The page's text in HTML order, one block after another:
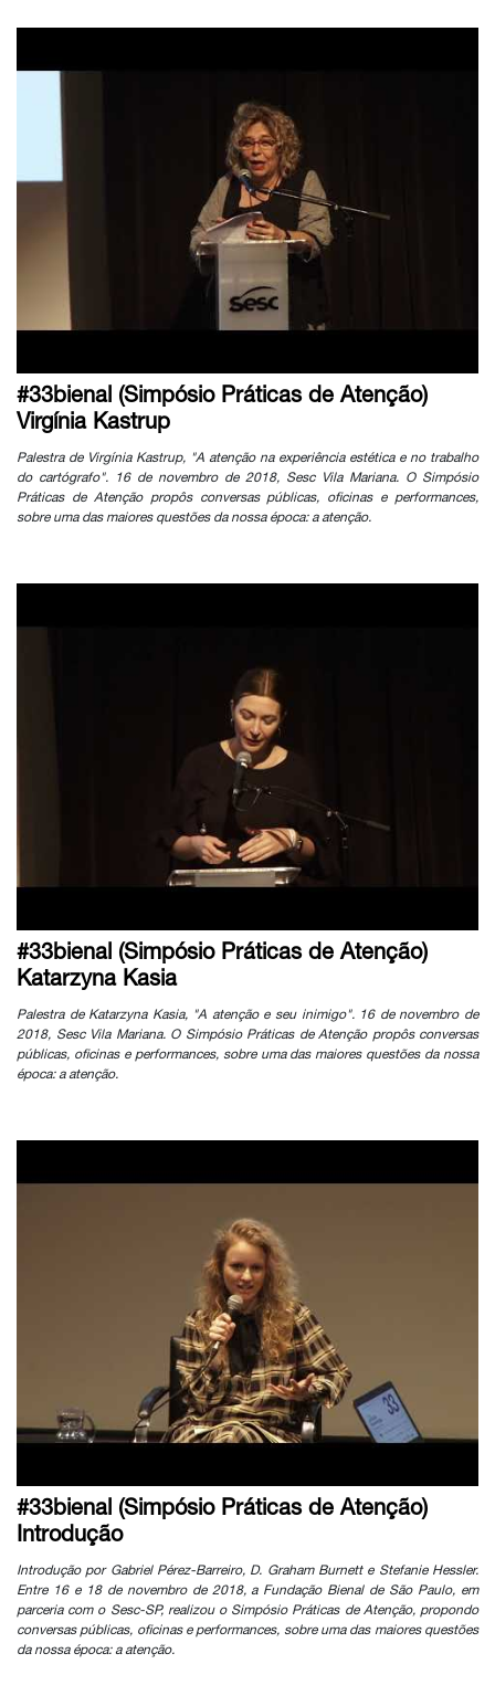
#33bienal (Simpósio Práticas de Atenção)
Virgínia Kastrup
Palestra de Virgínia Kastrup, "A atenção na experiência estética e no trabalho
do cartógrafo". 16 de novembro de 2018, Sesc Vila Mariana. O Simpósio
Práticas de Atenção propôs conversas públicas, oficinas e performances,
sobre uma das maiores questões da nossa época: a atenção.
#33bienal (Simpósio Práticas de Atenção)
Katarzyna Kasia
Palestra de Katarzyna Kasia, "A atenção e seu inimigo". 16 de novembro de
2018, Sesc Vila Mariana. O Simpósio Práticas de Atenção propôs conversas
públicas, oficinas e performances, sobre uma das maiores questões da nossa
época: a atenção.
#33bienal (Simpósio Práticas de Atenção)
Introdução
Introdução por Gabriel Pérez-Barreiro, D. Graham Burnett e Stefanie Hessler.
Entre 16 e 18 de novembro de 2018, a Fundação Bienal de São Paulo, em
parceria com o Sesc-SP, realizou o Simpósio Práticas de Atenção, propondo
conversas públicas, oficinas e performances, sobre uma das maiores questões
da nossa época: a atenção.